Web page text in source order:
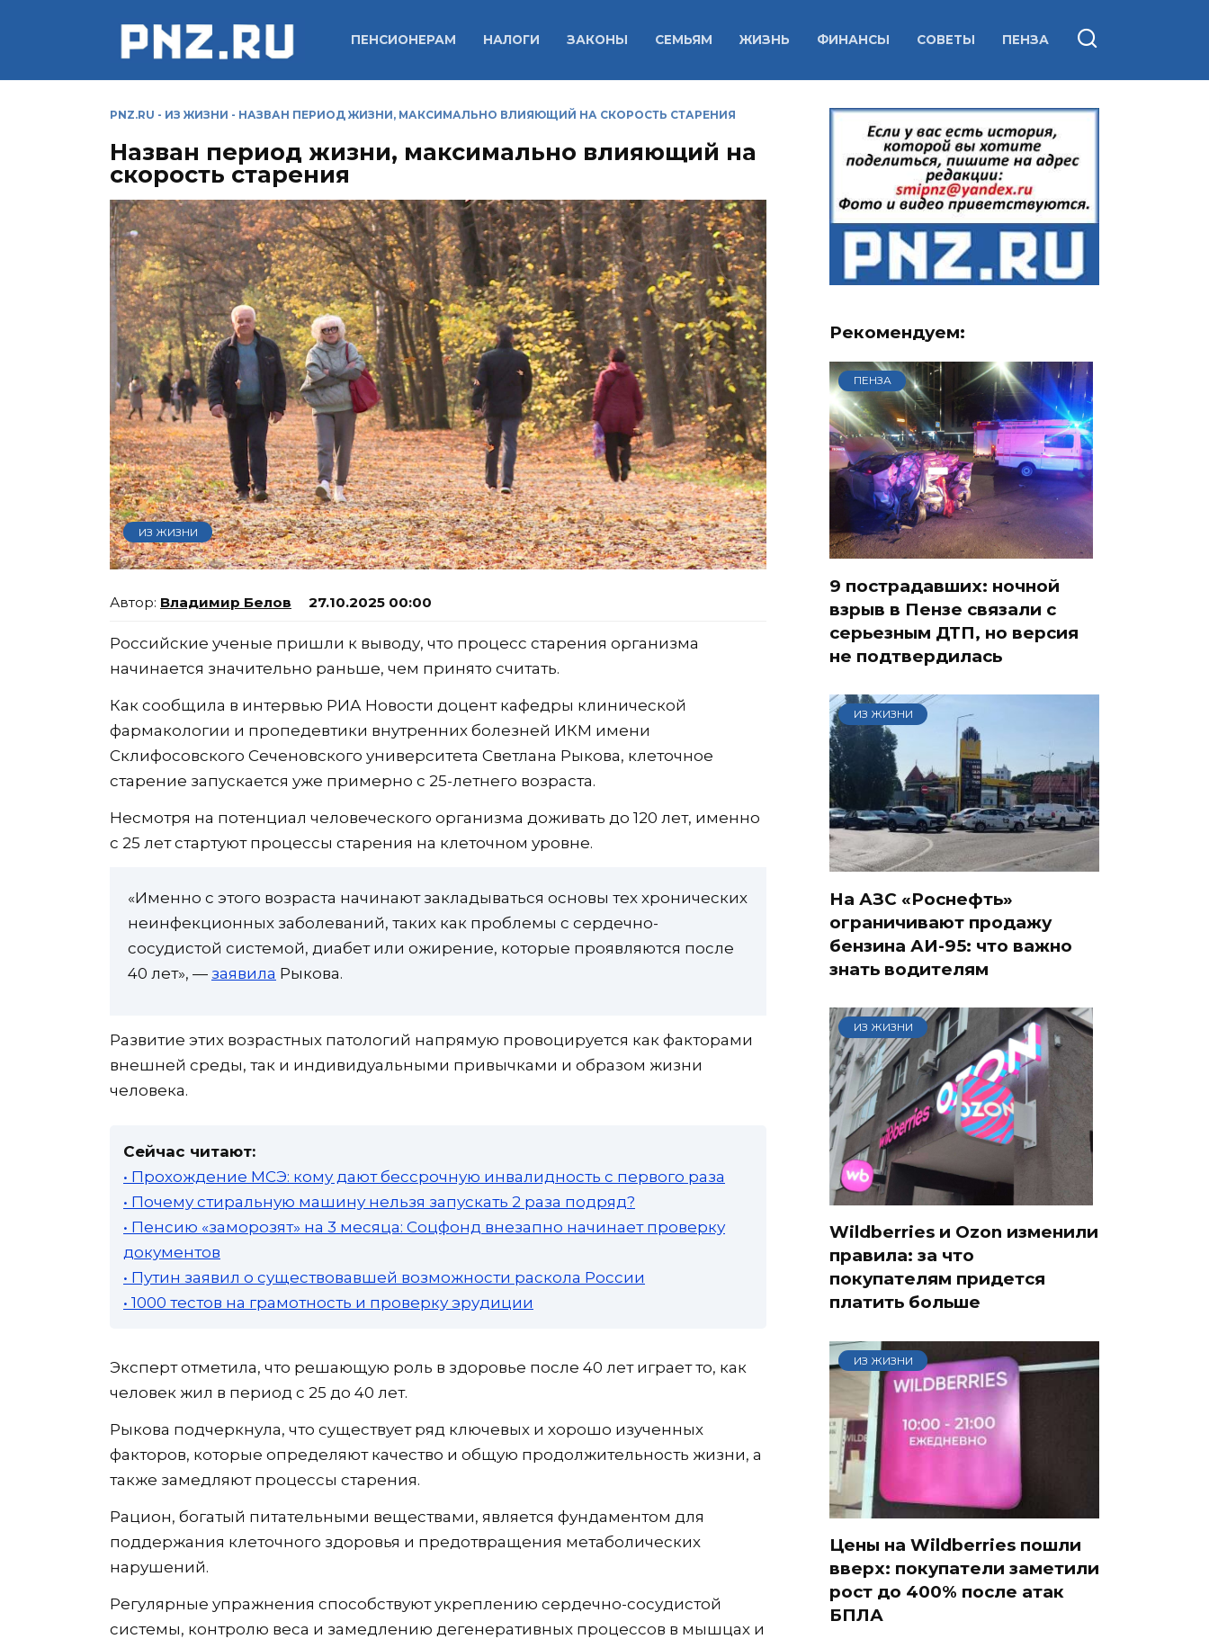
ПЕНСИОНЕРАМ НАЛОГИ ЗАКОНЫ СЕМЬЯМ ЖИЗНЬ ФИНАНСЫ СОВЕТЫ ПЕНЗА
PNZ.RU - ИЗ ЖИЗНИ - НАЗВАН ПЕРИОД ЖИЗНИ, МАКСИМАЛЬНО ВЛИЯЮЩИЙ НА СКОРОСТЬ СТАРЕНИЯ
Назван период жизни, максимально влияющий на
скорость старения
ИЗ ЖИЗНИ
Владимир Белов 27.10.2025 00:00
Российские ученые пришли к выводу, что процесс старения организма
начинается значительно раньше, чем принято считать.
Как сообщила в интервью РИА Новости доцент кафедры клинической
фармакологии и пропедевтики внутренних болезней ИКМ имени
Склифосовского Сеченовского университета Светлана Рыкова, клеточное
старение запускается уже примерно с 25-летнего возраста.
Несмотря на потенциал человеческого организма доживать до 120 лет, именно
с 25 лет стартуют процессы старения на клеточном уровне.
«Именно с этого возраста начинают закладываться основы тех хронических
неинфекционных заболеваний, таких как проблемы с сердечно-
сосудистой системой, диабет или ожирение, которые проявляются после
40 лет», — заявила Рыкова.
Развитие этих возрастных патологий напрямую провоцируется как факторами
внешней среды, так и индивидуальными привычками и образом жизни
человека.
Сейчас читают:
• Прохождение МСЭ: кому дают бессрочную инвалидность с первого раза
• Почему стиральную машину нельзя запускать 2 раза подряд?
• Пенсию «заморозят» на 3 месяца: Соцфонд внезапно начинает проверку
документов
• Путин заявил о существовавшей возможности раскола России
• 1000 тестов на грамотность и проверку эрудиции
Эксперт отметила, что решающую роль в здоровье после 40 лет играет то, как
человек жил в период с 25 до 40 лет.
Рыкова подчеркнула, что существует ряд ключевых и хорошо изученных
факторов, которые определяют качество и общую продолжительность жизни, а
также замедляют процессы старения.
Рацион, богатый питательными веществами, является фундаментом для
поддержания клеточного здоровья и предотвращения метаболических
нарушений.
Регулярные упражнения способствуют укреплению сердечно-сосудистой
системы, контролю веса и замедлению дегенеративных процессов в мышцах и
Рекомендуем:
ПЕНЗА
9 пострадавших: ночной
взрыв в Пензе связали с
серьезным ДТП, но версия
не подтвердилась
ИЗ ЖИЗНИ
На АЗС «Роснефть»
ограничивают продажу
бензина АИ-95: что важно
знать водителям
ИЗ ЖИЗНИ
Wildberries и Ozon изменили
правила: за что
покупателям придется
платить больше
ИЗ ЖИЗНИ
Цены на Wildberries пошли
вверх: покупатели заметили
рост до 400% после атак
БПЛА